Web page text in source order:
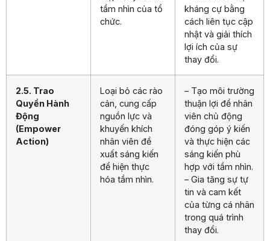
tầm nhìn của tổ
chức.
kháng cự bằng
cách liên tục cập
nhật và giải thích
lợi ích của sự
thay đổi.
2.5. Trao
Quyền Hành
Động
(Empower
Action)
Loại bỏ các rào
cản, cung cấp
nguồn lực và
khuyến khích
nhân viên đề
xuất sáng kiến
để hiện thực
hóa tầm nhìn.
– Tạo môi trường
thuận lợi để nhân
viên chủ động
đóng góp ý kiến
và thực hiện các
sáng kiến phù
hợp với tầm nhìn.
– Gia tăng sự tự
tin và cam kết
của từng cá nhân
trong quá trình
thay đổi.